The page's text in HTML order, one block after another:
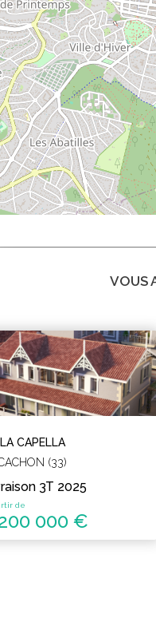
VOUS
CAPELLA
(33)
3T 2025
de
000 €